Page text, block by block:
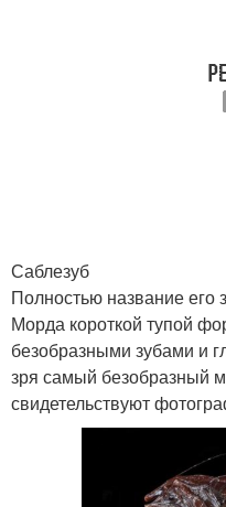
Саблезуб
Полностью название его
Морда короткой тупой
безобразными зубами и
зря самый безобразный
свидетельствуют